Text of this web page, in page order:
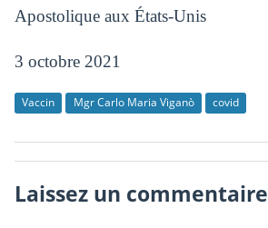
Apostolique aux États-Unis
3 octobre 2021
Vaccin Mgr Carlo Maria Viganò covid
Laissez un commentaire